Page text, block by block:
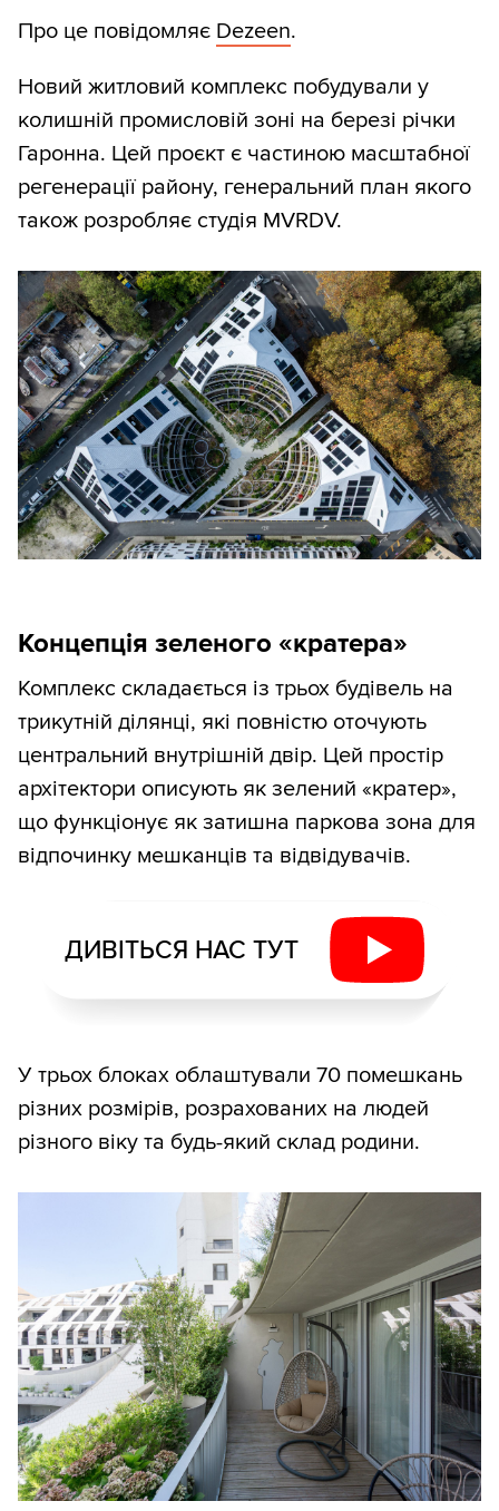
Про це повідомляє Dezeen.
Новий житловий комплекс побудували у
колишній промисловій зоні на березі річки
Гаронна. Цей проєкт є частиною масштабної
регенерації району, генеральний план якого
також розробляє студія MVRDV.
Концепція зеленого «кратера»
Комплекс складається із трьох будівель на
трикутній ділянці, які повністю оточують
центральний внутрішній двір. Цей простір
архітектори описують як зелений «кратер»,
що функціонує як затишна паркова зона для
відпочинку мешканців та відвідувачів.
ДИВІТЬСЯ НАС ТУТ
У трьох блоках облаштували 70 помешкань
різних розмірів, розрахованих на людей
різного віку та будь-який склад родини.